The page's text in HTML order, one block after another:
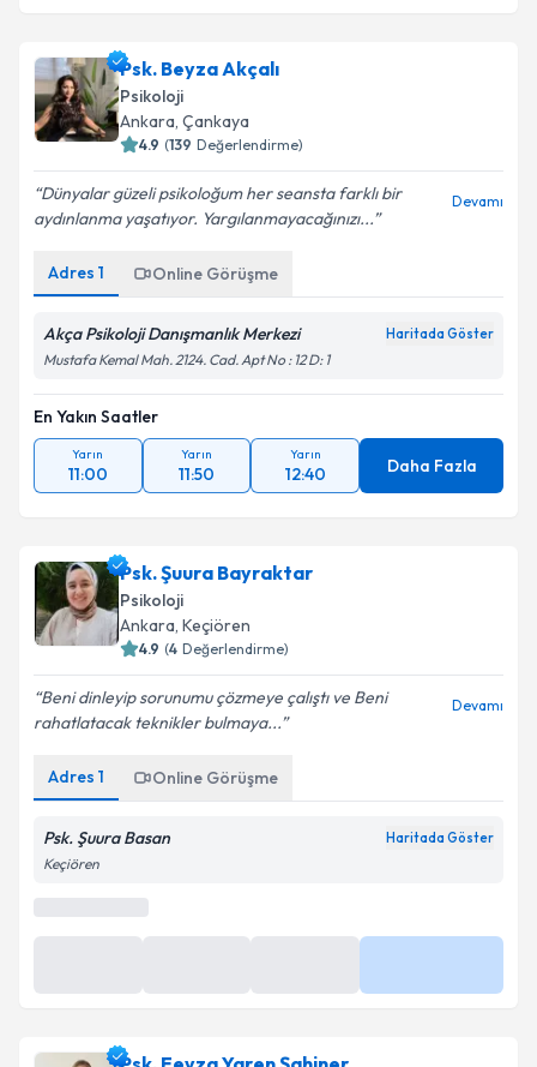
Psk. Beyza Akçalı
Psikoloji
Ankara, Çankaya
4.9 (139 Değerlendirme)
Dünyalar güzeli psikoloğum her seansta farklı bir
aydınlanma yaşatıyor. Yargılanmayacağınızı...
Devamı
Adres 1 Online Görüşme
Akça Psikoloji Danışmanlık Merkezi Haritada Göster
Mustafa Kemal Mah. 2124. Cad. Apt No : 12 D: 1
En Yakın Saatler
Yarın
11:00
Yarın
11:50
Yarın
12:40 Daha Fazla
Psk. Şuura Bayraktar
Psikoloji
Ankara, Keçiören
4.9 (4 Değerlendirme)
Beni dinleyip sorunumu çözmeye çalıştı ve Beni
rahatlatacak teknikler bulmaya...
Devamı
Adres 1 Online Görüşme
Psk. Şuura Basan Haritada Göster
Keçiören